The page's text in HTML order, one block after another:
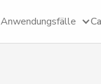
Anwendungsfälle